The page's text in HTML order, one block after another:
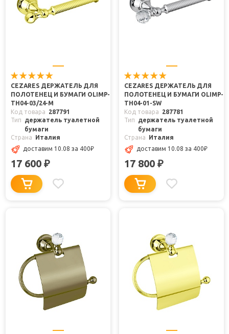
CEZARES ДЕРЖАТЕЛЬ ДЛЯ
ПОЛОТЕНЕЦ И БУМАГИ OLIMP-
TH04-03/24-M
Код товара
287791
Тип
держатель туалетной
бумаги
Страна
Италия
доставим 10.08 за 400₽
17 600 ₽
CEZARES ДЕРЖАТЕЛЬ ДЛЯ
ПОЛОТЕНЕЦ И БУМАГИ OLIMP-
TH04-01-SW
Код товара
287781
Тип
держатель туалетной
бумаги
Страна
Италия
доставим 10.08 за 400₽
17 800 ₽